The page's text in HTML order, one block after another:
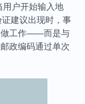
用户开始输入地
建议出现时，事
做工作——而是与
政编码通过单次